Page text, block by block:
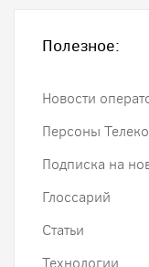
Полезное:
Новости
Персоны
Подписка на
Глоссарий
Статьи
Технологии